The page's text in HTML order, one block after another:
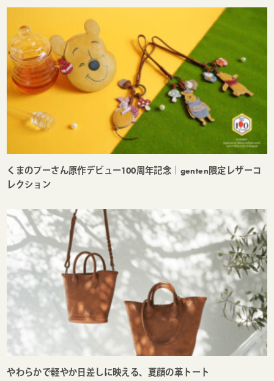
くまのプーさん原作デビュー100周年記念｜genten限定レザーコ
レクション
やわらかで軽やか日差しに映える、夏顔の革トート